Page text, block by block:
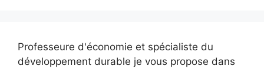
Professeure d'économie et spécialiste du
développement durable je vous propose dans